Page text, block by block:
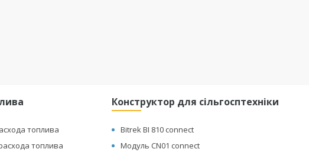
топлива
топлива
Конструктор для сільгосптехніки
Bitrek BI 810 connect
Модуль CN01 connect